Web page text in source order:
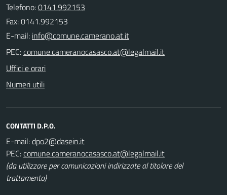
Telefono:0141.992153
Fax: 0141.992153
E-mail:
PEC:
Uffici e orari
Numeri utili
CONTATTI D.P.O.
E-mail:
PEC:
(da utilizzare per comunicazioni indirizzate al titolare del
trattamento)